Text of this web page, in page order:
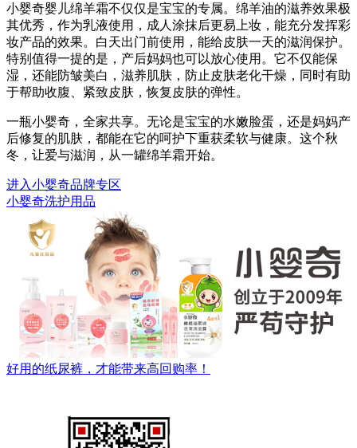
小婴奇婴儿绵羊霜不仅仅是宝宝的专属。绵羊油的滋养效果极
其优秀，作为乳液使用，成人涂抹后更易上妆，能充分发挥彩
妆产品的效果。白天出门前使用，能给皮肤一天的滋润保护。
特别值得一提的是，产后妈妈也可以放心使用。它不仅能保
湿，还能防皱美白，滋养肌肤，防止皮肤老化干燥，同时有助
于帮助收腹、紧致皮肤，恢复皮肤的弹性。
一瓶小婴奇，全家共享。无论是宝宝的水嫩脸蛋，还是妈妈产
后修复的肌肤，都能在它的呵护下重获柔软与健康。这个秋
冬，让爱与滋润，从一罐绵羊霜开始。
进入小婴奇品牌专区
小婴奇洗护用品
好用的纸尿裤，才能带来高回购率！